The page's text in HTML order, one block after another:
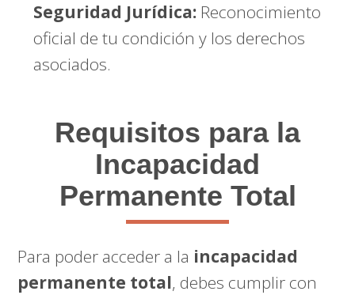
Seguridad Jurídica: Reconocimiento
oficial de tu condición y los derechos
asociados.
Requisitos para la
Incapacidad
Permanente Total
Para poder acceder a la incapacidad
permanente total, debes cumplir con